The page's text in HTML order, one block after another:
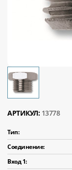
АРТИКУЛ: 13778
Тип:
Соединение:
Вход 1: